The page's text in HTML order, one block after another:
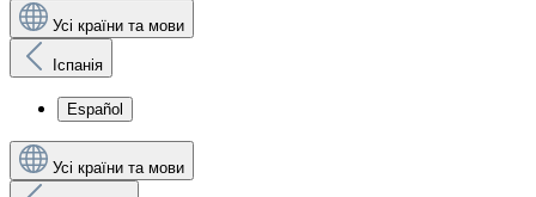
Усі країни та мови
Іспанія
Español
Усі країни та мови